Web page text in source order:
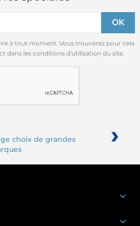
à tout moment. Vous trouverez pour cela
dans les conditions d'utilisation du site.
choix de grandes
›

